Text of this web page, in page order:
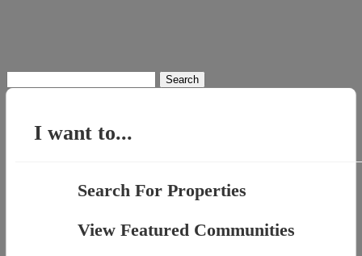
for:
I want to...
Search For Properties
View Featured Communities